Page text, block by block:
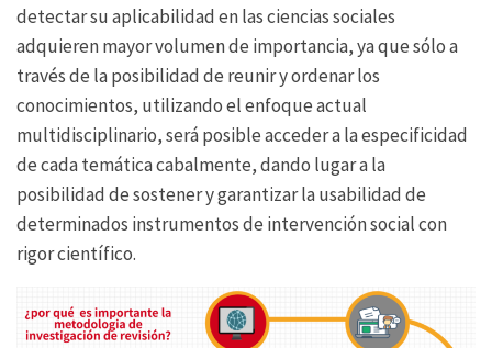
detectar su aplicabilidad en las ciencias sociales
adquieren mayor volumen de importancia, ya que sólo a
través de la posibilidad de reunir y ordenar los
conocimientos, utilizando el enfoque actual
multidisciplinario, será posible acceder a la especificidad
de cada temática cabalmente, dando lugar a la
posibilidad de sostener y garantizar la usabilidad de
determinados instrumentos de intervención social con
rigor científico.